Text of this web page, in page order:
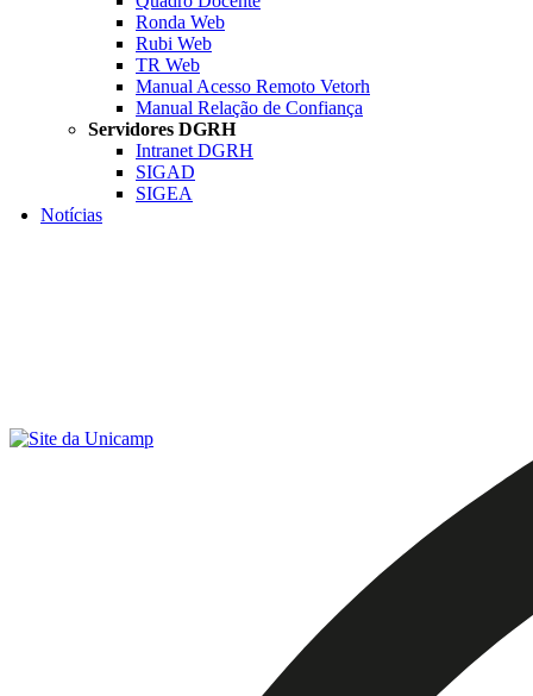
Ronda Web
Rubi Web
TR Web
Manual Acesso Remoto Vetorh
Manual Relação de Confiança
Servidores DGRH
Intranet DGRH
SIGAD
SIGEA
Notícias